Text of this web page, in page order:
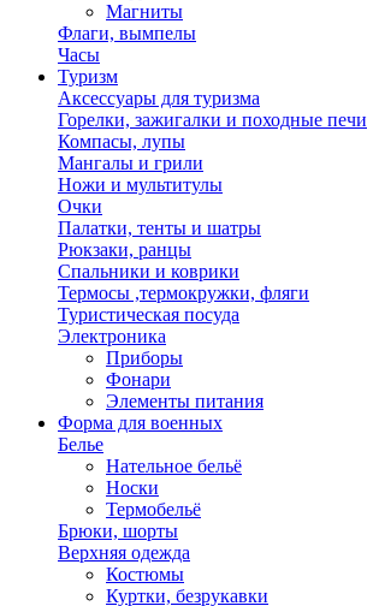
Магниты
Флаги, вымпелы
Часы
Туризм
Аксессуары для туризма
Горелки, зажигалки и походные печи
Компасы, лупы
Мангалы и грили
Ножи и мультитулы
Очки
Палатки, тенты и шатры
Рюкзаки, ранцы
Спальники и коврики
Термосы ,термокружки, фляги
Туристическая посуда
Электроника
Приборы
Фонари
Элементы питания
Форма для военных
Белье
Нательное бельё
Носки
Термобельё
Брюки, шорты
Верхняя одежда
Костюмы
Куртки, безрукавки